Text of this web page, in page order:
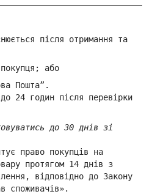
після отримання та
або
Пошта”.
24 годин після перевірки
до 30 днів зі
право покупців на
протягом 14 днів з
відповідно до Закону
споживачів».